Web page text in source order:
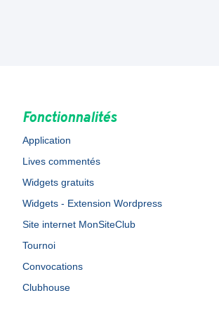
Fonctionnalités
Application
Lives commentés
Widgets gratuits
Widgets - Extension Wordpress
Site internet MonSiteClub
Tournoi
Convocations
Clubhouse